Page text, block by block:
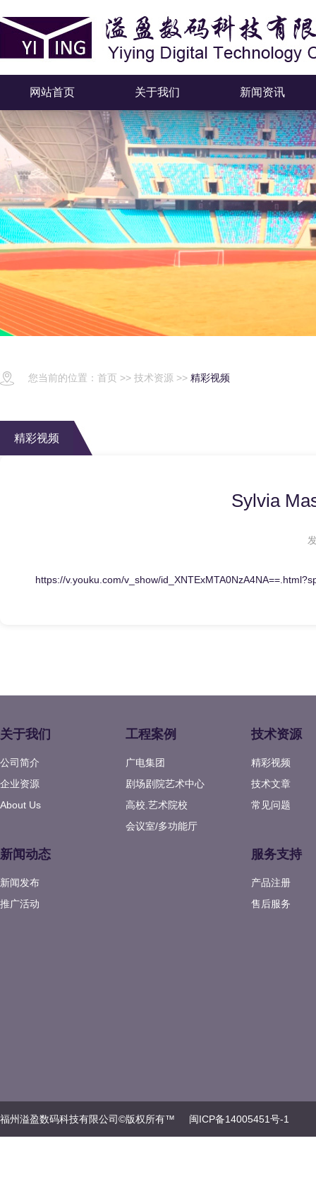
网站首页 关于我们 新闻资讯
您当前的位置： 首页 >> 技术资源 >> 精彩视频
精彩视频
Sylvia
https://v.youku.com/v_show/
关于我们
公司简介
企业资源
About Us
新闻动态
新闻发布
推广活动
工程案例
广电集团
剧场剧院艺术中心
高校.艺术院校
会议室/多功能厅
技术资源
精彩视频
技术文章
常见问题
服务支持
产品注册
售后服务
福州溢盈数码科技有限公司©版权所有™ 闽ICP备14005451号-1